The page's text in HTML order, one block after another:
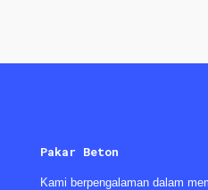
Pakar Beton
Kami berpengalaman dalam